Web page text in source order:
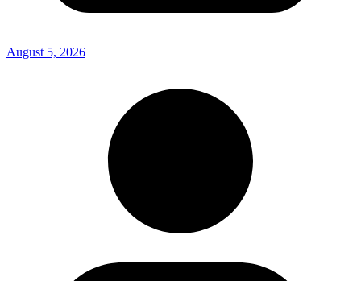
August 5, 2026